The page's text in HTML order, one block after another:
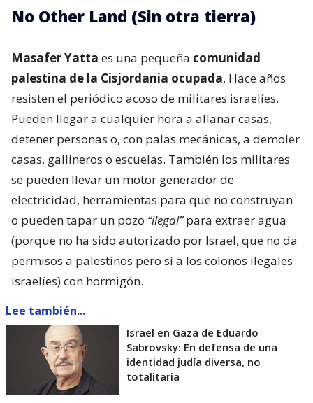
No Other Land (Sin otra tierra)
Masafer Yatta es una pequeña comunidad
palestina de la Cisjordania ocupada. Hace años
resisten el periódico acoso de militares israelíes.
Pueden llegar a cualquier hora a allanar casas,
detener personas o, con palas mecánicas, a demoler
casas, gallineros o escuelas. También los militares
se pueden llevar un motor generador de
electricidad, herramientas para que no construyan
o pueden tapar un pozo “ilegal”para extraer agua
(porque no ha sido autorizado por Israel, que no da
permisos a palestinos pero sí a los colonos ilegales
israelíes) con hormigón.
Lee también...
Israel en Gaza de Eduardo
Sabrovsky: En defensa de una
identidad judía diversa, no
totalitaria